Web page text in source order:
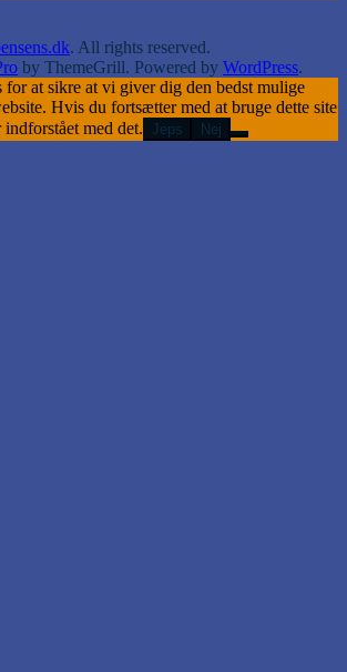
. All rights reserved.
by ThemeGrill. Powered by WordPress.
for at sikre at vi giver dig den bedst mulige
Hvis du fortsætter med at bruge dette site
med det. Jeps Nej